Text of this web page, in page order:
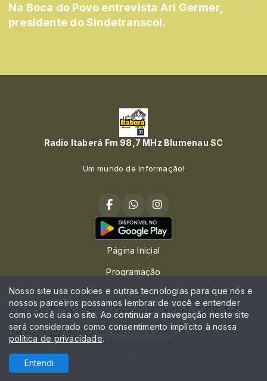
Na Boca do Povo entrevista Ari Germer,
presidente do Sindetranscol.
Radio Itaberá Fm 98,7 MHz Blumenau SC
Um mundo de Informação!
Página Inicial
Programação
Contato
Política de privacidade
Ouvidoria/Denúncia
Nosso site usa cookies e outras tecnologias para que nós e
nossos parceiros possamos lembrar de você e entender
como você usa o site. Ao continuar a navegação neste site
será considerado como consentimento implícito à nossa
política de privacidade.
Entendi